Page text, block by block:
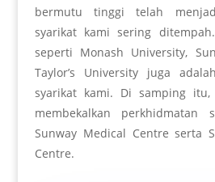
bermutu tinggi telah
syarikat kami sering
seperti Monash University,
Taylor’s University juga
syarikat kami. Di samping
membekalkan perkhidmatan
Sunway Medical Centre serta
Centre.